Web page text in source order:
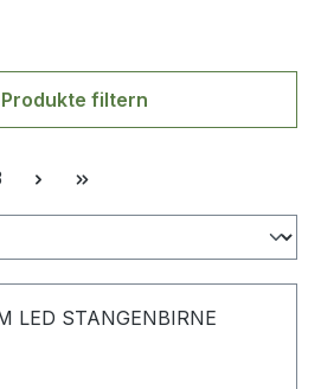
Produkte filtern